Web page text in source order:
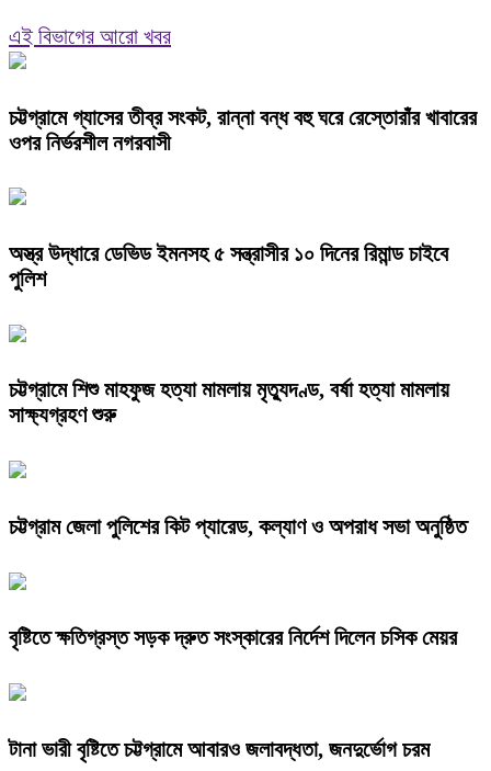
এই বিভাগের আরো খবর
চট্টগ্রামে গ্যাসের তীব্র সংকট, রান্না বন্ধ বহু ঘরে রেস্তোরাঁর খাবারের
ওপর নির্ভরশীল নগরবাসী
অস্ত্র উদ্ধারে ডেভিড ইমনসহ ৫ সন্ত্রাসীর ১০ দিনের রিমান্ড চাইবে
পুলিশ
চট্টগ্রামে শিশু মাহফুজ হত্যা মামলায় মৃত্যুদণ্ড, বর্ষা হত্যা মামলায়
সাক্ষ্যগ্রহণ শুরু
চট্টগ্রাম জেলা পুলিশের কিট প্যারেড, কল্যাণ ও অপরাধ সভা অনুষ্ঠিত
বৃষ্টিতে ক্ষতিগ্রস্ত সড়ক দ্রুত সংস্কারের নির্দেশ দিলেন চসিক মেয়র
টানা ভারী বৃষ্টিতে চট্টগ্রামে আবারও জলাবদ্ধতা, জনদুর্ভোগ চরম